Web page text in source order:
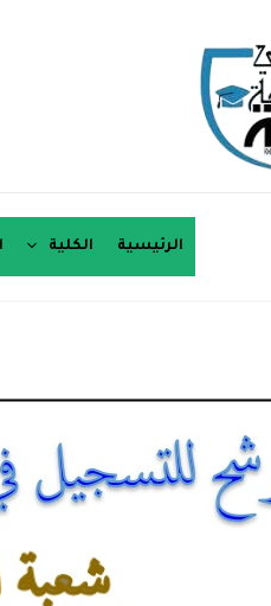
الرئيسية الكلية